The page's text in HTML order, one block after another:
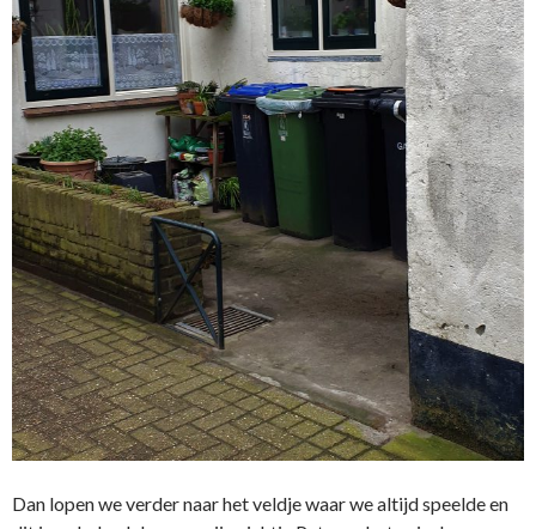
Dan lopen we verder naar het veldje waar we altijd speelde en